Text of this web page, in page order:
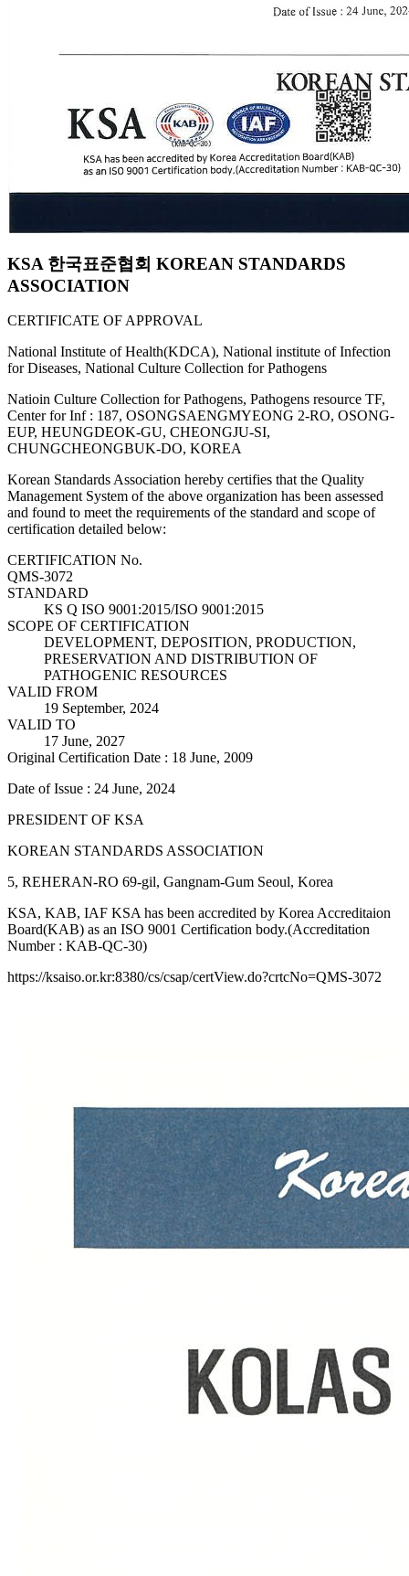
KSA 한국표준협회 KOREAN STANDARDS
ASSOCIATION
CERTIFICATE OF APPROVAL
National Institute of Health(KDCA), National institute of Infection
for Diseases, National Culture Collection for Pathogens
Natioin Culture Collection for Pathogens, Pathogens resource TF,
Center for Inf : 187, OSONGSAENGMYEONG 2-RO, OSONG-
EUP, HEUNGDEOK-GU, CHEONGJU-SI,
CHUNGCHEONGBUK-DO, KOREA
Korean Standards Association hereby certifies that the Quality
Management System of the above organization has been assessed
and found to meet the requirements of the standard and scope of
certification detailed below:
CERTIFICATION No.
QMS-3072
STANDARD
KS Q ISO 9001:2015/ISO 9001:2015
SCOPE OF CERTIFICATION
DEVELOPMENT, DEPOSITION, PRODUCTION,
PRESERVATION AND DISTRIBUTION OF
PATHOGENIC RESOURCES
VALID FROM
19 September, 2024
VALID TO
17 June, 2027
Original Certification Date : 18 June, 2009
Date of Issue : 24 June, 2024
PRESIDENT OF KSA
KOREAN STANDARDS ASSOCIATION
5, REHERAN-RO 69-gil, Gangnam-Gum Seoul, Korea
KSA, KAB, IAF KSA has been accredited by Korea Accreditaion
Board(KAB) as an ISO 9001 Certification body.(Accreditation
Number : KAB-QC-30)
https://ksaiso.or.kr:8380/cs/csap/certView.do?crtcNo=QMS-3072